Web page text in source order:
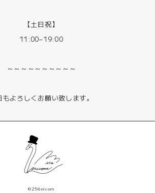
【土日祝】
11:00–19:00
～～～～～～～～～～
もよろしくお願い致します。
©256nicom